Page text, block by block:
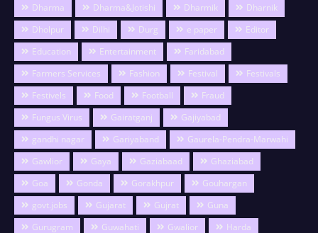
Dharma
Dharma&Jotishi Dharmik
Dharnik
Dholpur
Dilhi Durg e paper
Editor
Education
Entertainment
Faridabad
Farmers Services
Fashion Festival
Festivals
Festivels
Food Football
Fraud
Fungus Virus
Gairatganj
Gajiyabad
gandhi nagar
Gariyaband
Gaurela-Pendra-Marwahi
Gawlior
Gaya Gaziabaad
Ghaziabad
Goa
Gonda Gorakhpur
Gouhargan
govt.jobs
Gujarat Gujrat
Guna
Gurugram
Guwahati Gwalior
Harda